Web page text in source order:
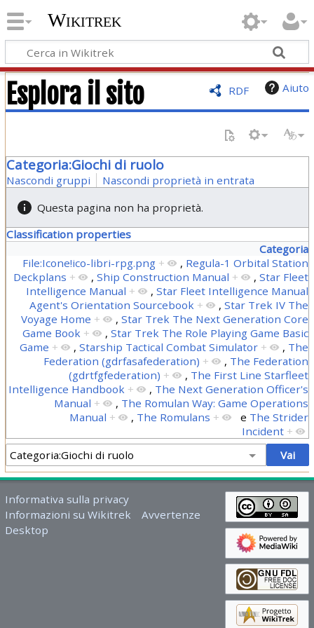
Wikitrek
RDF Aiuto
Esplora il sito
Categoria:Giochi di ruolo
Nascondi gruppi
Nascondi proprietà in entrata
Questa pagina non ha proprietà.
Classification properties
Categoria
File:Icone!ico-libri-rpg.png + , Regula-1 Orbital Station
Deckplans + ,Ship Construction Manual + ,Star Fleet
Intelligence Manual + ,Star Fleet Intelligence Manual
Agent's Orientation Sourcebook + ,Star Trek IV The
Voyage Home + ,Star Trek The Next Generation Core
Game Book + ,Star Trek The Role Playing Game Basic
Game + ,Starship Tactical Combat Simulator + , The
Federation (gdrfasafederation) + , The Federation
(gdrtfgfederation) + , The First Line Starfleet
Intelligence Handbook + , The Next Generation Officer's
Manual + , The Romulan Way: Game Operations
Manual + , The Romulans + e The Strider
Incident +
Informativa sulla privacy
Informazioni su Wikitrek
Avvertenze
Desktop